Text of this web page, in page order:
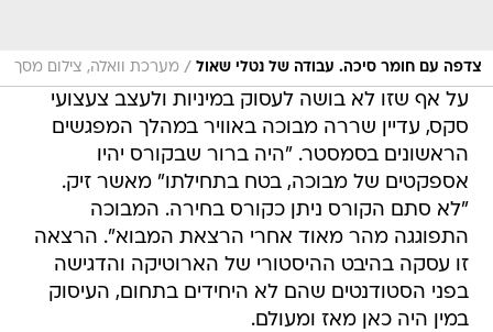
צדפה עם חומר סיכה. עבודה של נטלי שאול / מערכת וואלה, צילום מסך
על אף שזו לא בושה לעסוק במיניות ולעצב צעצועי
סקס, עדיין שררה מבוכה באוויר במהלך המפגשים
הראשונים בסמסטר. "היה ברור שבקורס יהיו
אספקטים של מבוכה, בטח בתחילתו" מאשר זיק.
"לא סתם הקורס ניתן כקורס בחירה. המבוכה
התפוגגה מהר מאוד אחרי הרצאת המבוא". הרצאה
זו עסקה בהיבט ההיסטורי של הארוטיקה והדגישה
בפני הסטודנטים שהם לא היחידים בתחום, העיסוק
במין היה כאן מאז ומעולם.